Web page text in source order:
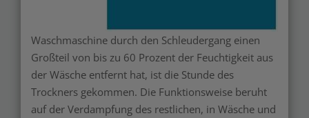
Waschmaschine durch den Schleudergang einen
Großteil von bis zu 60 Prozent der Feuchtigkeit aus
der Wäsche entfernt hat, ist die Stunde des
Trockners gekommen. Die Funktionsweise beruht
auf der Verdampfung des restlichen, in Wäsche und